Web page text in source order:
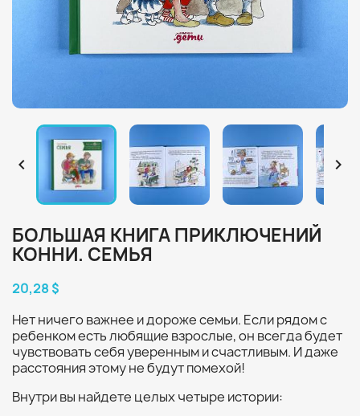
 
БОЛЬШАЯ КНИГА ПРИКЛЮЧЕНИЙ
КОННИ. СЕМЬЯ
20,28 $
Нет ничего важнее и дороже семьи. Если рядом с
ребенком есть любящие взрослые, он всегда будет
чувствовать себя уверенным и счастливым. И даже
расстояния этому не будут помехой!
Внутри вы найдете целых четыре истории: